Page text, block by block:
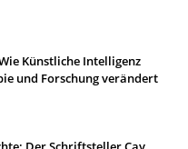
Künstliche Intelligenz
und Forschung verändert